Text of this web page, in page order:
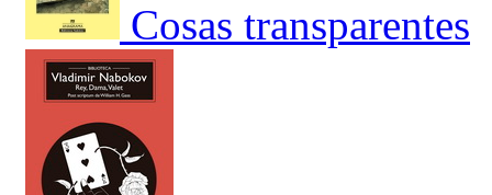
Cosas transparentes